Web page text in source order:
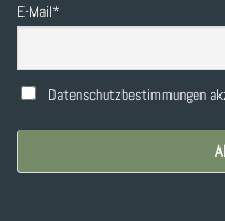
E-Mail*
Datenschutzbestimmungen